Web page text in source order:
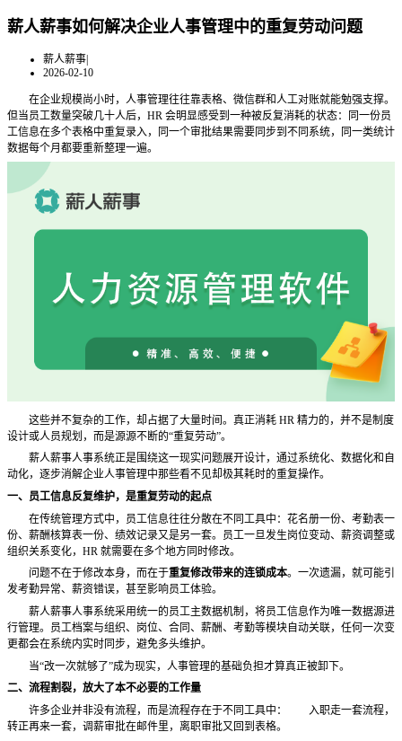
薪人薪事如何解决企业人事管理中的重复劳动问题
薪人薪事|
2026-02-10
在企业规模尚小时，人事管理往往靠表格、微信群和人工对账就能勉强支撑。
但当员工数量突破几十人后， HR 会明显感受到一种被反复消耗的状态：同一份员
工信息在多个表格中重复录入，同一个审批结果需要同步到不同系统，同一类统计
数据每个月都要重新整理一遍。
这些并不复杂的工作，却占据了大量时间。真正消耗 HR 精力的，并不是制度
设计或人员规划，而是源源不断的“重复劳动”。
薪人薪事人事系统正是围绕这一现实问题展开设计，通过系统化、数据化和自
动化，逐步消解企业人事管理中那些看不见却极其耗时的重复操作。
一、员工信息反复维护，是重复劳动的起点
在传统管理方式中，员工信息往往分散在不同工具中：花名册一份、考勤表一
份、薪酬核算表一份、绩效记录又是另一套。员工一旦发生岗位变动、薪资调整或
组织关系变化， HR 就需要在多个地方同时修改。
问题不在于修改本身，而在于重复修改带来的连锁成本。一次遗漏，就可能引
发考勤异常、薪资错误，甚至影响员工体验。
薪人薪事人事系统采用统一的员工主数据机制，将员工信息作为唯一数据源进
行管理。员工档案与组织、岗位、合同、薪酬、考勤等模块自动关联，任何一次变
更都会在系统内实时同步，避免多头维护。
当“改一次就够了”成为现实，人事管理的基础负担才算真正被卸下。
二、流程割裂，放大了本不必要的工作量
许多企业并非没有流程，而是流程存在于不同工具中：
入职走一套流程，
转正再来一套，调薪审批在邮件里，离职审批又回到表格。